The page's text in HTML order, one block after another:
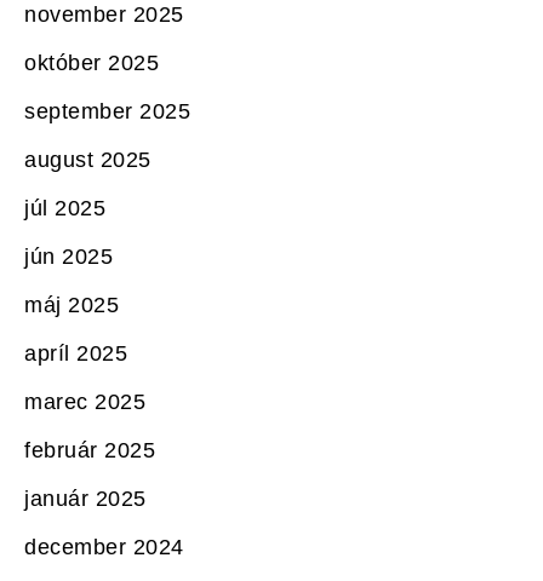
november 2025
október 2025
september 2025
august 2025
júl 2025
jún 2025
máj 2025
apríl 2025
marec 2025
február 2025
január 2025
december 2024